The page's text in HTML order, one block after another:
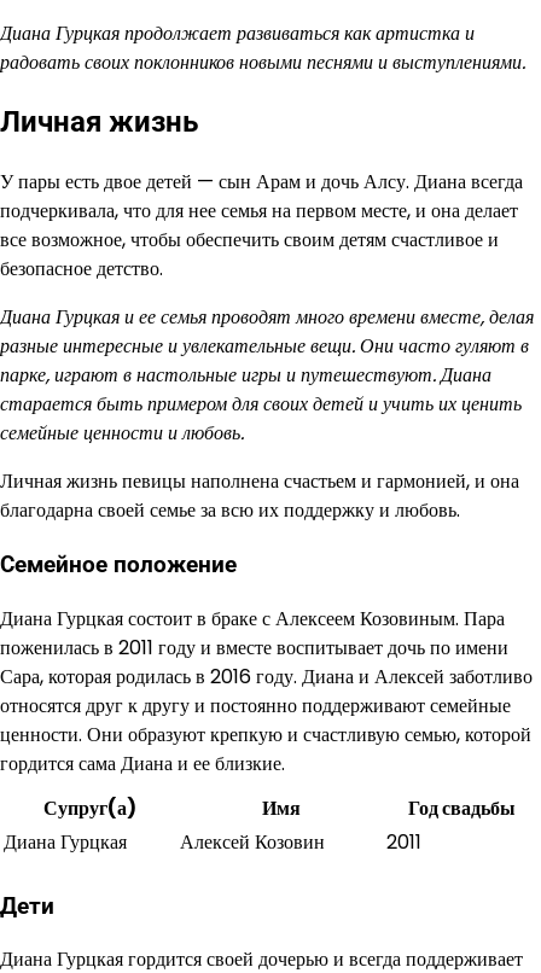
Диана Гурцкая продолжает развиваться как артистка и
радовать своих поклонников новыми песнями и выступлениями.
Личная жизнь
У пары есть двое детей — сын Арам и дочь Алсу. Диана всегда
подчеркивала, что для нее семья на первом месте, и она делает
все возможное, чтобы обеспечить своим детям счастливое и
безопасное детство.
Диана Гурцкая и ее семья проводят много времени вместе, делая
разные интересные и увлекательные вещи. Они часто гуляют в
парке, играют в настольные игры и путешествуют. Диана
старается быть примером для своих детей и учить их ценить
семейные ценности и любовь.
Личная жизнь певицы наполнена счастьем и гармонией, и она
благодарна своей семье за всю их поддержку и любовь.
Семейное положение
Диана Гурцкая состоит в браке с Алексеем Козовиным. Пара
поженилась в 2011 году и вместе воспитывает дочь по имени
Сара, которая родилась в 2016 году. Диана и Алексей заботливо
относятся друг к другу и постоянно поддерживают семейные
ценности. Они образуют крепкую и счастливую семью, которой
гордится сама Диана и ее близкие.
Супруг(а)
Имя
Год свадьбы
Диана Гурцкая
Алексей Козовин 2011
Дети
Диана Гурцкая гордится своей дочерью и всегда поддерживает